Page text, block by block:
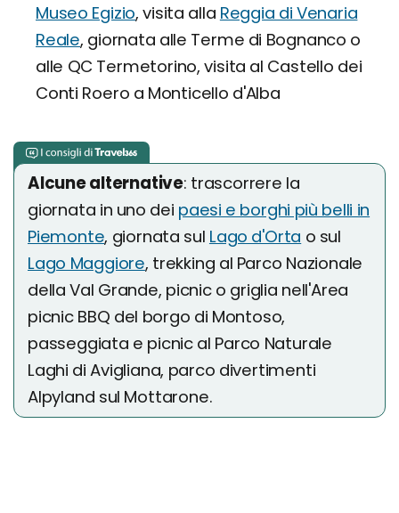
Museo Egizio, visita alla Reggia di Venaria
Reale, giornata alle Terme di Bognanco o
alle QC Termetorino, visita al Castello dei
Conti Roero a Monticello d'Alba
Alcune alternative: trascorrere la
giornata in uno dei paesi e borghi più belli in
Piemonte, giornata sul Lago d'Orta o sul
Lago Maggiore, trekking al Parco Nazionale
della Val Grande, picnic o griglia nell'Area
picnic BBQ del borgo di Montoso,
passeggiata e picnic al Parco Naturale
Laghi di Avigliana, parco divertimenti
Alpyland sul Mottarone.